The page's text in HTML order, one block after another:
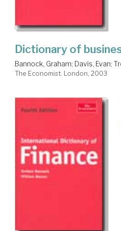
Dictionary of
Bannock, Graham; Davis, Evan;
The Economist. London, 2003